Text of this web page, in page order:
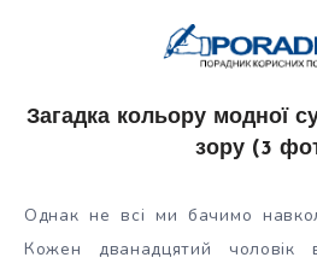
Загадка кольору модної
зору (3
Однак не всі ми бачимо
Кожен дванадцятий чоловік